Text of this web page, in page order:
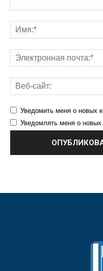
Уведомить меня о новых
Уведомлять меня о новых